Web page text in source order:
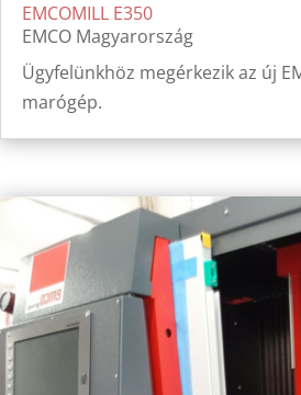
EMCOMILL E350
EMCO Magyarország
Ügyfelünkhöz megérkezik az új
marógép.